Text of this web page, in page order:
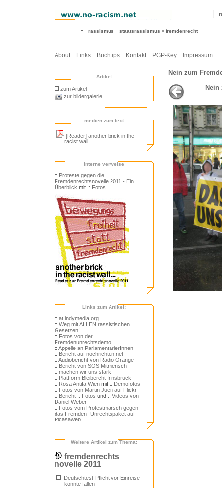
rassismus staatsrassismus fremdenrecht
About :: Links :: Buchtips :: Kontakt :: PGP-Key :: Impressum
Artikel
zum Artikel
zur bildergalerie
medien zum text
[Reader] another brick in the
racist wall ...
interne verweise
:: Proteste gegen die
Fremdenrechtsnovelle 2011 - Ein
Überblick mit :: Fotos
Links zum Artikel:
:: at.indymedia.org
:: Weg mit ALLEN rassistischen
Gesetzen!
:: Fotos von der
Fremdenunrechtsdemo
:: Appelle an ParlamentarierInnen
:: Bericht auf nochrichten.net
:: Audiobericht von Radio Orange
:: Bericht von SOS Mitmensch
:: machen wir uns stark
:: Plattform Bleibercht Innsbruck
:: Rosa Antifa Wien mit :: Demofotos
:: Fotos von Martin Juen auf Flickr
:: Bericht :: Fotos und :: Videos von
Daniel Weber
:: Fotos vom Protestmarsch gegen
das Fremden- Unrechtspaket auf
Picasaweb
Weitere Artikel zum Thema:
fremdenrechts
novelle 2011
Deutschtest-Pflicht vor Einreise
könnte fallen
Nein zum
Nein